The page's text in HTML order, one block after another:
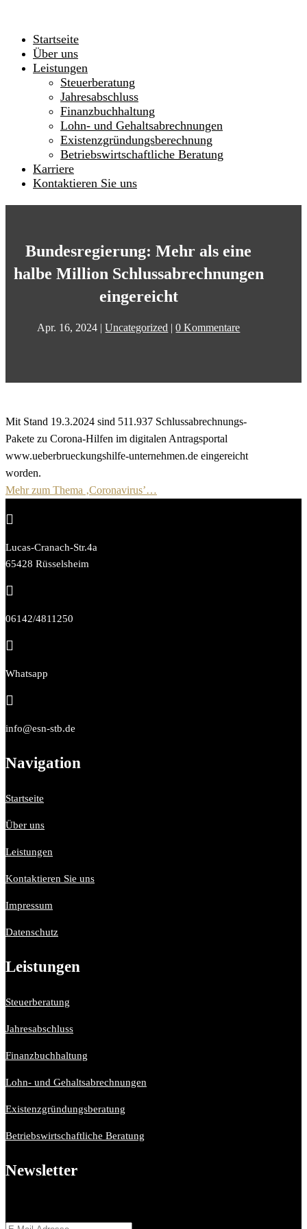
Startseite
Über uns
Leistungen
Steuerberatung
Jahresabschluss
Finanzbuchhaltung
Lohn- und Gehaltsabrechnungen
Existenzgründungsberechnung
Betriebswirtschaftliche Beratung
Karriere
Kontaktieren Sie uns
Bundesregierung: Mehr als eine
halbe Million Schlussabrechnungen
eingereicht
Apr. 16, 2024 |Uncategorized |0 Kommentare
Mit Stand 19.3.2024 sind 511.937 Schlussabrechnungs-
Pakete zu Corona-Hilfen im digitalen Antragsportal
www.ueberbrueckungshilfe-unternehmen.de eingereicht
worden.
Mehr zum Thema ‚Coronavirus’…

Lucas-Cranach-Str.4a
65428 Rüsselsheim

06142/4811250

Whatsapp

info@esn-stb.de
Navigation
Startseite
Über uns
Leistungen
Kontaktieren Sie uns
Impressum
Datenschutz
Leistungen
Steuerberatung
Jahresabschluss
Finanzbuchhaltung
Lohn- und Gehaltsabrechnungen
Existenzgründungsberatung
Betriebswirtschaftliche Beratung
Newsletter